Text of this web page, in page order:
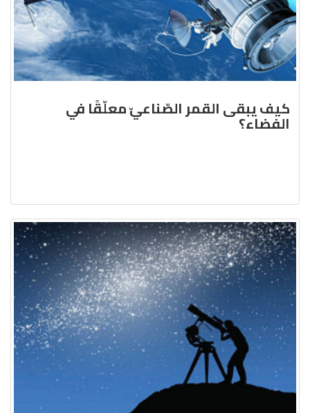
كيف يبقى القمر الصّناعيّ معلّقًا في
الفضاء؟